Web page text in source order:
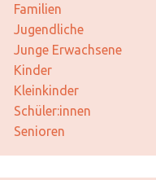
Familien
Jugendliche
Junge Erwachsene
Kinder
Kleinkinder
Schüler:innen
Senioren